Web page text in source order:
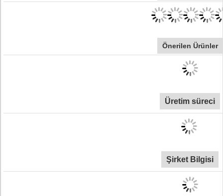
Önerilen Ürünler
Üretim süreci
Şirket Bilgisi